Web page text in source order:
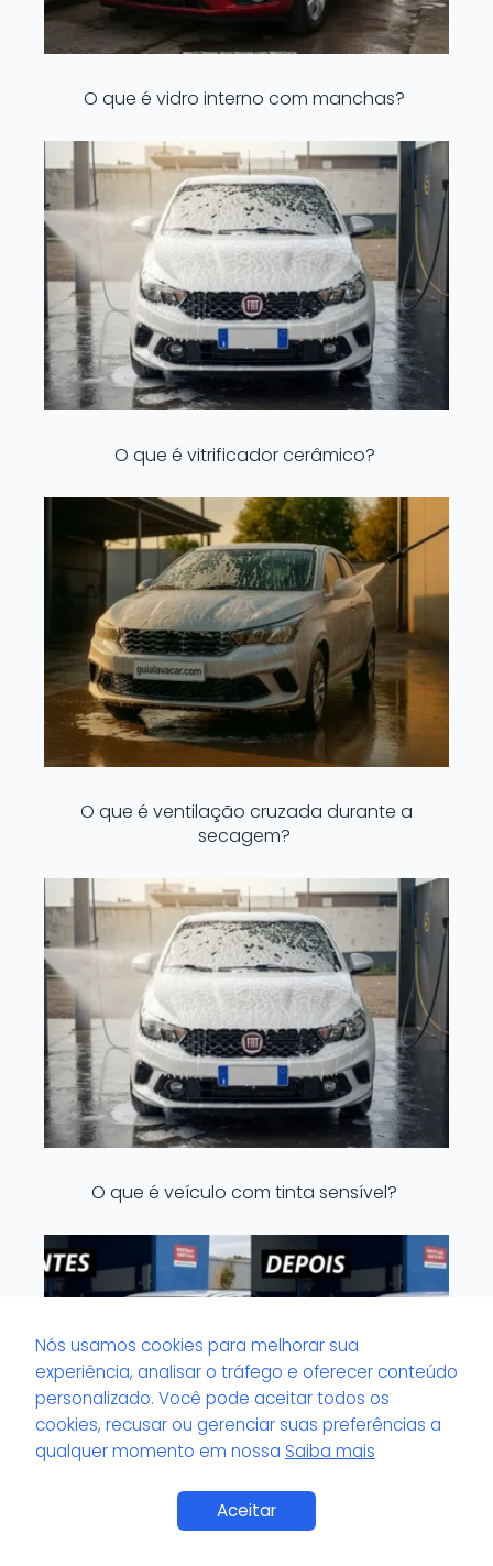
O que é vidro interno com manchas?
O que é vitrificador cerâmico?
O que é ventilação cruzada durante a
secagem?
O que é veículo com tinta sensível?
Nós usamos cookies para melhorar sua
experiência, analisar o tráfego e oferecer conteúdo
personalizado. Você pode aceitar todos os
cookies, recusar ou gerenciar suas preferências a
qualquer momento em nossa Saiba mais
Aceitar